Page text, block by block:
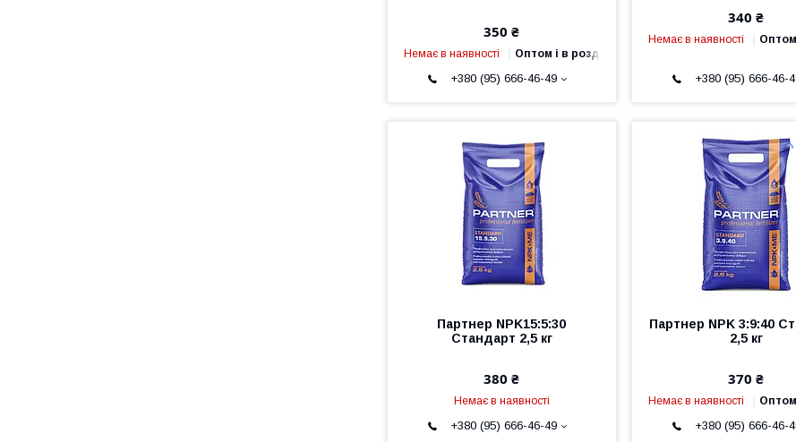
350 ₴
Немає в наявності Оптом і в роздріб
+380 (95) 666-46-49
340 ₴
Немає в наявності Оптом
+380 (95) 666-46-
Партнер NPK15:5:30
Стандарт 2,5 кг
380 ₴
Немає в наявності
+380 (95) 666-46-49
Партнер NPK 3:9:40
2,5 кг
370 ₴
Немає в наявності Оптом
+380 (95) 666-46-